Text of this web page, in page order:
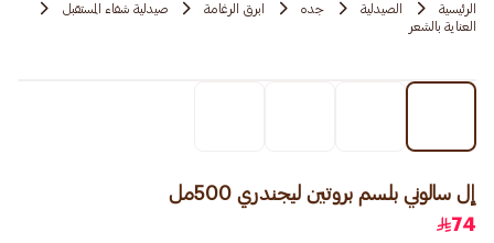
الرئيسية الصيدلية جده ابرق الرغامة
صيدلية شفاء المستقبل
العناية بالشعر
إل سالوني بلسم بروتين ليجندري 500مل
74